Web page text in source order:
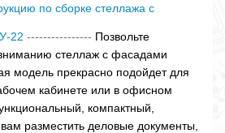
по сборке стеллажа с
22 ---------------- Позвольте
стеллаж с фасадами
модель прекрасно подойдет для
кабинете или в офисном
компактный,
разместить деловые документы,